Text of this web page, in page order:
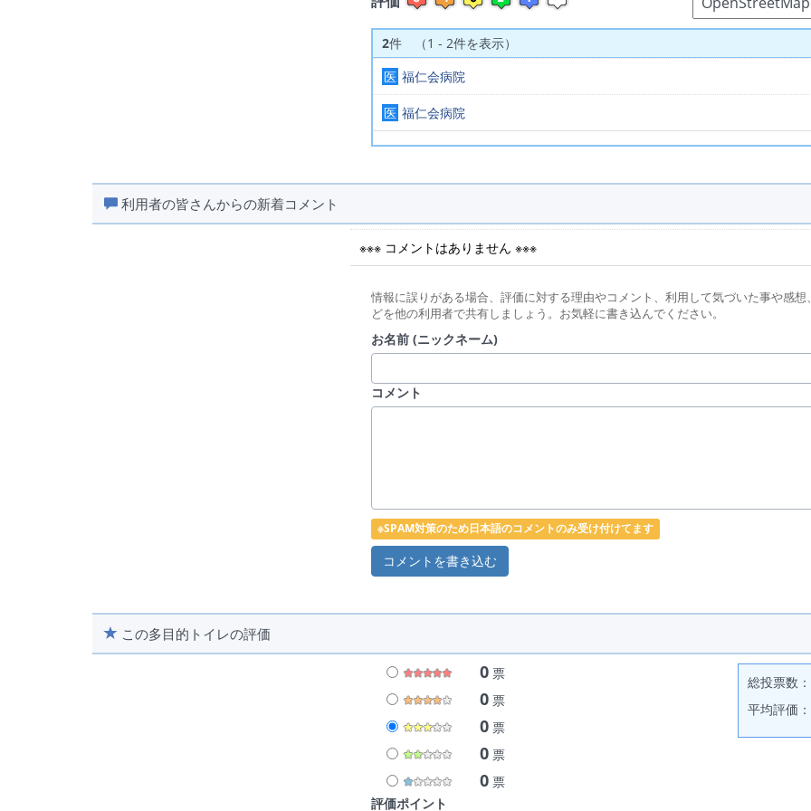
2件 （1 - 2件を表示）
医 福仁会病院
医 福仁会病院
利用者の皆さんからの新着コメント
※※※ コメントはありません ※※※
情報に誤りがある場合、評価に対する理由やコメント、利用して気づいた事や感想
どを他の利用者で共有しましょう。お気軽に書き込んでください。
お名前 (ニックネーム)
コメント
※SPAM対策のため日本語のコメントのみ受け付けてます
この多目的トイレの評価
0票
0票
0票
0票
0票
総投票数
平均評価
評価ポイント